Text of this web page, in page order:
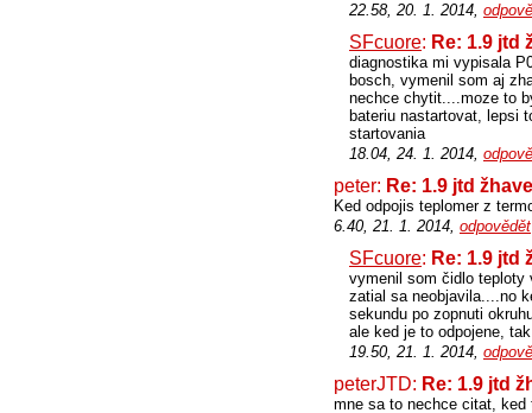
22.58, 20. 1. 2014,
SFcuore: Re: 1.9 jtd
diagnostika mi vypisala
bosch, vymenil som aj
nechce chytit....moze to
bateriu nastartovat, lepsi
startovania
18.04, 24. 1. 2014,
peter: Re: 1.9 jtd
Ked odpojis teplomer z
6.40, 21. 1. 2014, odpovědět
SFcuore: Re: 1.9 jtd
vymenil som čidlo teploty
zatial sa neobjavila....no
sekundu po zopnuti
ale ked je to odpojene,
19.50, 21. 1. 2014,
peterJTD: Re: 1.9 jtd
mne sa to nechce citat, ked